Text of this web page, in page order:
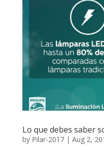
Lo que debes saber
by Pilar-2017| Aug 2,